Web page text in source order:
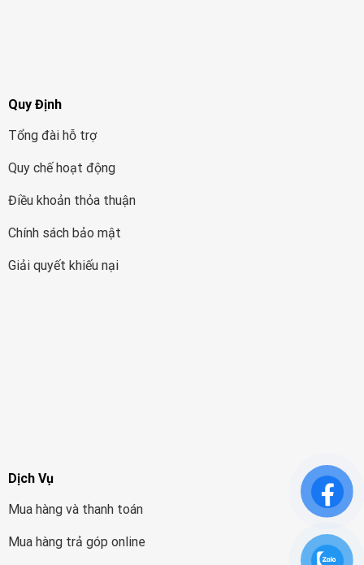
Quy Định
Tổng đài hỗ trợ
Quy chế hoạt động
Điều khoản thỏa thuận
Chính sách bảo mật
Giải quyết khiếu nại
Dịch Vụ
Mua hàng và thanh toán
Mua hàng trả góp online